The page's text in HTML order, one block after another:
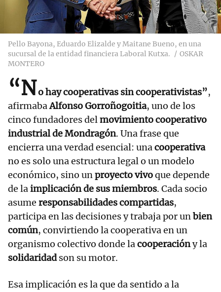
Pello Bayona, Eduardo Elizalde y Maitane Bueno, en una
sucursal de la entidad financiera Laboral Kutxa.
OSKAR
MONTERO
“No hay cooperativas sin cooperativistas”,
afirmabaAlfonso Gorroñogoitia, uno de los
cinco fundadores delmovimiento cooperativo
industrial de Mondragón. Una frase que
encierra una verdad esencial: unacooperativa
no es solo una estructura legal o un modelo
económico, sino unproyecto vivoque depende
de laimplicación de sus miembros. Cada socio
asume responsabilidades compartidas,
participa en las decisiones y trabaja por unbien
común, convirtiendo la cooperativa en un
organismo colectivo donde lacooperacióny la
solidaridadson su motor.
Esa implicación es la que da sentido a la